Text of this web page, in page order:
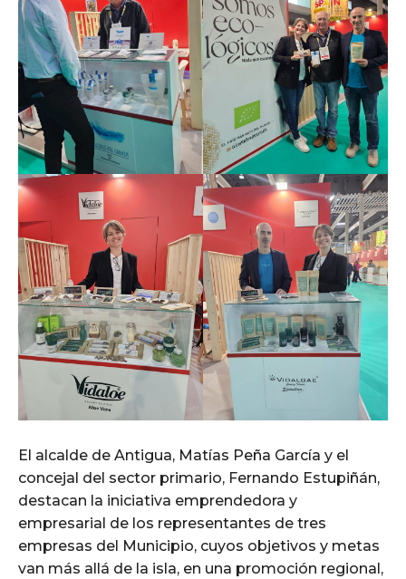
El alcalde de Antigua, Matías Peña García y el
concejal del sector primario, Fernando Estupiñán,
destacan la iniciativa emprendedora y
empresarial de los representantes de tres
empresas del Municipio, cuyos objetivos y metas
van más allá de la isla, en una promoción regional,